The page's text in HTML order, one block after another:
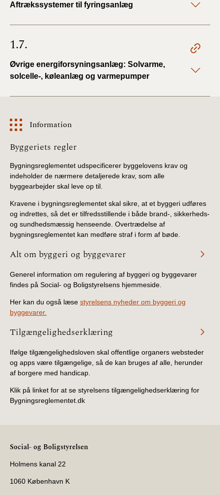
Aftrækssystemer til fyringsanlæg
1.7.
Øvrige energiforsyningsanlæg: Solvarme,
solcelle-, køleanlæg og varmepumper
Information
Information
Byggeriets regler
Bygningsreglementet udspecificerer byggelovens krav og
indeholder de nærmere detaljerede krav, som alle
byggearbejder skal leve op til.
Kravene i bygningsreglementet skal sikre, at et byggeri udføres
og indrettes, så det er tilfredsstillende i både brand-, sikkerheds-
og sundhedsmæssig henseende. Overtrædelse af
bygningsreglementet kan medføre straf i form af bøde.
Alt om byggeri og byggevarer
Generel information om regulering af byggeri og byggevarer
findes på Social- og Boligstyrelsens hjemmeside.
Her kan du også læse styrelsens nyheder om byggeri og
byggevarer.
Tilgængelighedserklæring
Ifølge tilgængelighedsloven skal offentlige organers websteder
og apps være tilgængelige, så de kan bruges af alle, herunder
af borgere med handicap.
Klik på linket for at se styrelsens tilgængelighedserklæring for
Bygningsreglementet.dk
Social- og Boligstyrelsen
Holmens kanal 22
1060 København K